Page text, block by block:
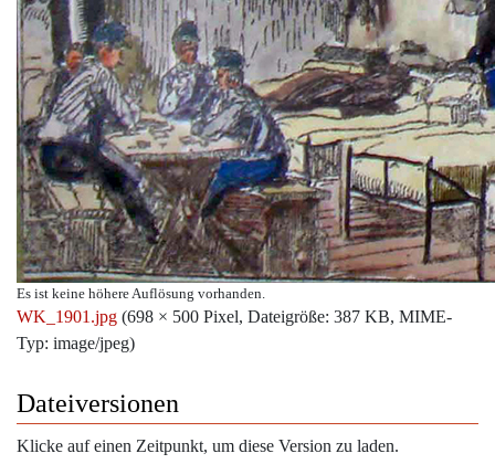
Es ist keine höhere Auflösung vorhanden.
WK_1901.jpg (698 × 500 Pixel, Dateigröße: 387 KB, MIME-
Typ: image/jpeg)
Dateiversionen
Klicke auf einen Zeitpunkt, um diese Version zu laden.